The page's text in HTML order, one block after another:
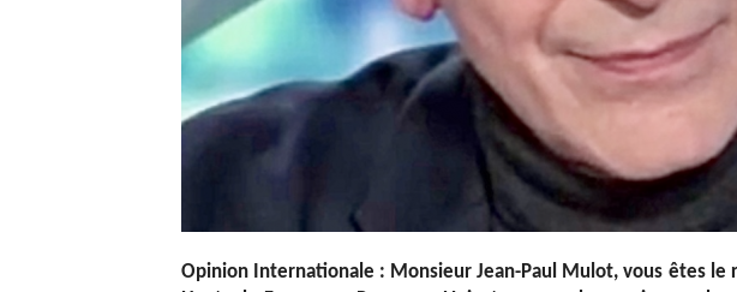
Opinion Internationale : Monsieur Jean-Paul Mulot, vous êtes